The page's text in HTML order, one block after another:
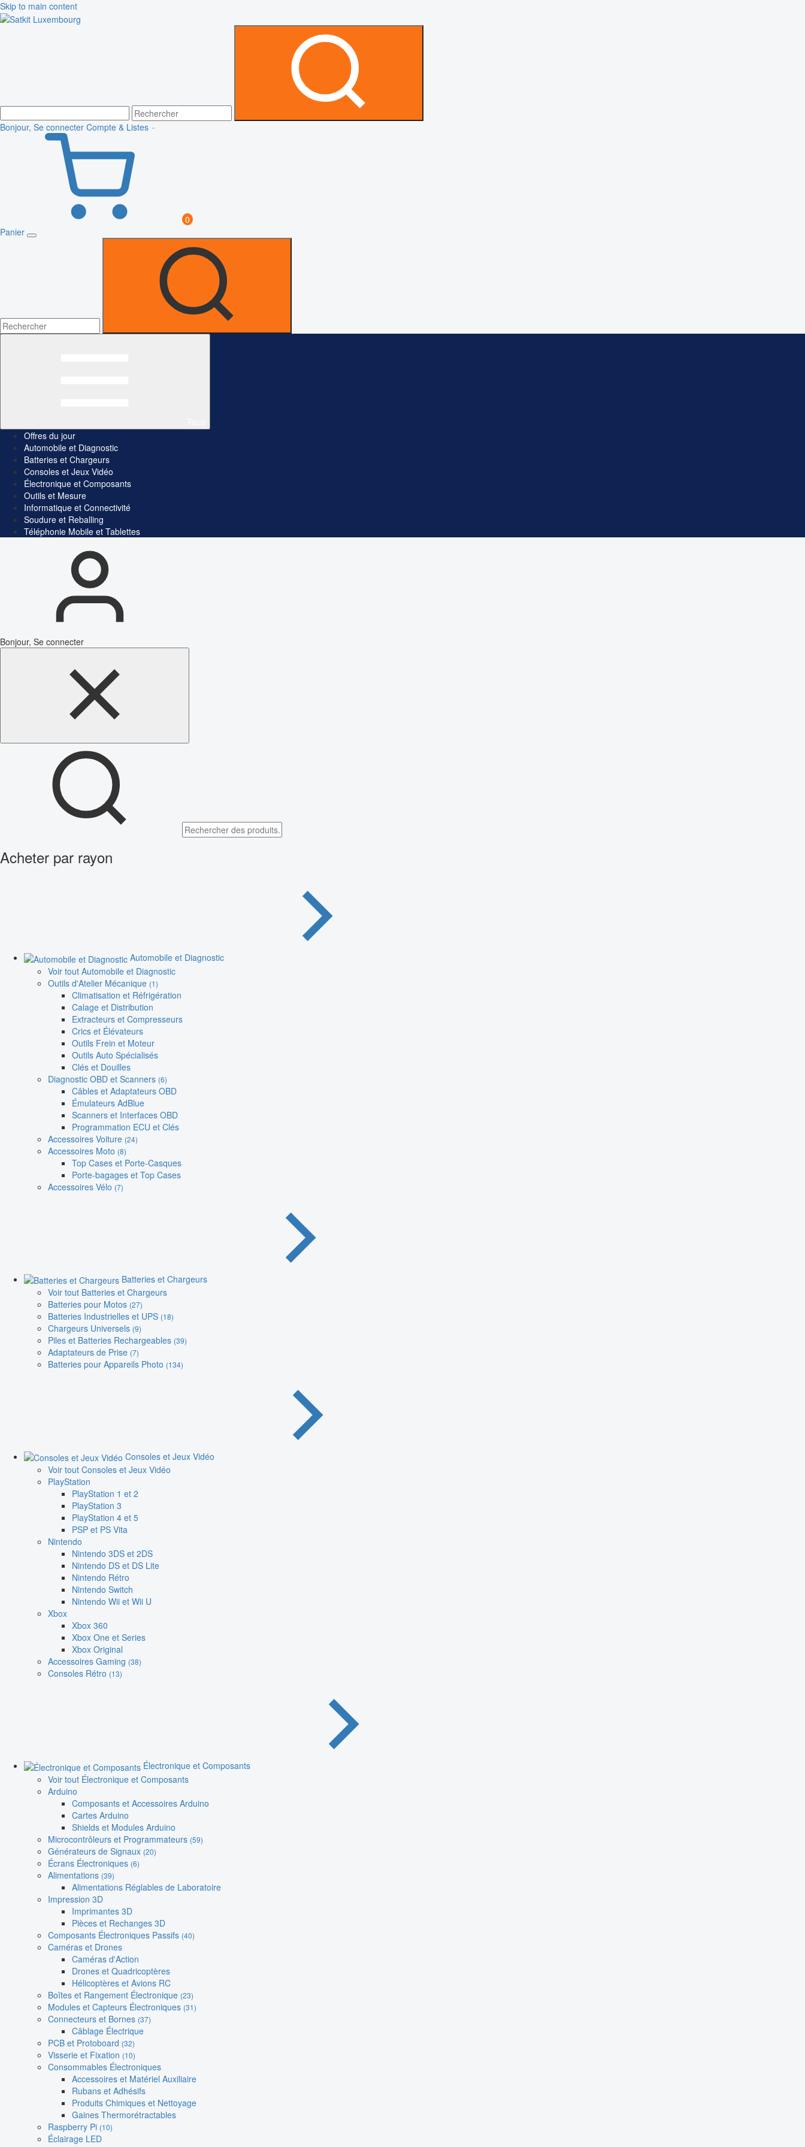
Skip to main content
Bonjour, Se connecter Compte & Listes
0
Panier
Offres du jour
Automobile et Diagnostic
Batteries et Chargeurs
Consoles et Jeux Vidéo
Électronique et Composants
Outils et Mesure
Informatique et Connectivité
Soudure et Reballing
Téléphonie Mobile et Tablettes
Bonjour, Se connecter
Acheter par rayon
Automobile et Diagnostic
Voir tout Automobile et Diagnostic
Outils d'Atelier Mécanique (1)
Climatisation et Réfrigération
Calage et Distribution
Extracteurs et Compresseurs
Crics et Élévateurs
Outils Frein et Moteur
Outils Auto Spécialisés
Clés et Douilles
Diagnostic OBD et Scanners (6)
Câbles et Adaptateurs OBD
Émulateurs AdBlue
Scanners et Interfaces OBD
Programmation ECU et Clés
Accessoires Voiture (24)
Accessoires Moto (8)
Top Cases et Porte-Casques
Porte-bagages et Top Cases
Accessoires Vélo (7)
Batteries et Chargeurs
Voir tout Batteries et Chargeurs
Batteries pour Motos (27)
Batteries Industrielles et UPS (18)
Chargeurs Universels (9)
Piles et Batteries Rechargeables (39)
Adaptateurs de Prise (7)
Batteries pour Appareils Photo (134)
Consoles et Jeux Vidéo
Voir tout Consoles et Jeux Vidéo
PlayStation
PlayStation 1 et 2
PlayStation 3
PlayStation 4 et 5
PSP et PS Vita
Nintendo
Nintendo 3DS et 2DS
Nintendo DS et DS Lite
Nintendo Rétro
Nintendo Switch
Nintendo Wii et Wii U
Xbox
Xbox 360
Xbox One et Series
Xbox Original
Accessoires Gaming (38)
Consoles Rétro (13)
Électronique et Composants
Voir tout Électronique et Composants
Arduino
Composants et Accessoires Arduino
Cartes Arduino
Shields et Modules Arduino
Microcontrôleurs et Programmateurs (59)
Générateurs de Signaux (20)
Écrans Électroniques (6)
Alimentations (39)
Alimentations Réglables de Laboratoire
Impression 3D
Imprimantes 3D
Pièces et Rechanges 3D
Composants Électroniques Passifs (40)
Caméras et Drones
Caméras d'Action
Drones et Quadricoptères
Hélicoptères et Avions RC
Boîtes et Rangement Électronique (23)
Modules et Capteurs Électroniques (31)
Connecteurs et Bornes (37)
Câblage Électrique
PCB et Protoboard (32)
Visserie et Fixation (10)
Consommables Électroniques
Accessoires et Matériel Auxiliaire
Rubans et Adhésifs
Produits Chimiques et Nettoyage
Gaines Thermorétractables
Raspberry Pi (10)
Éclairage LED